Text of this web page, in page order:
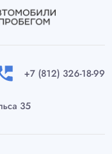
+7 (812) 326-18-99
35